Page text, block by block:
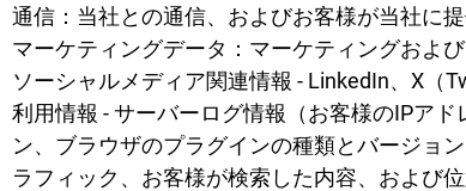
通信：当社との通信、およびお客様が当社に
マーケティングデータ：マーケティングおよ
ソーシャルメディア関連情報 - LinkedIn、X（
利用情報 - サーバーログ情報（お客様のIPア
ン、ブラウザのプラグインの種類とバージョ
ラフィック、お客様が検索した内容、および